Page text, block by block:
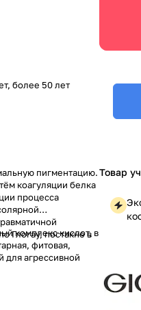
более 50 лет
пигментацию.
коагуляции белка
процесса
Глогау, постакне в
комплекс кислот, в
фитовая,
для агрессивной
Товар